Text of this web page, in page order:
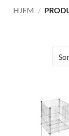
HJEM /